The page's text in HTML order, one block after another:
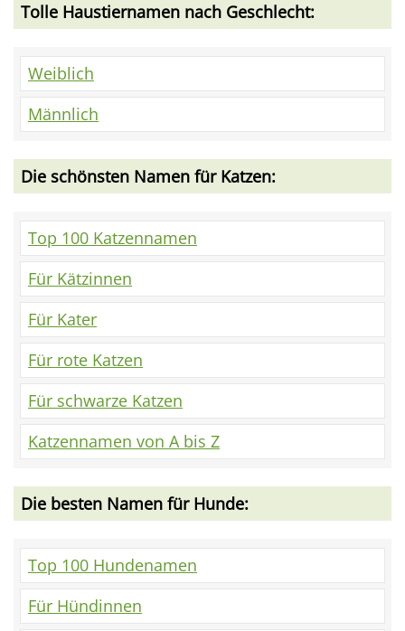
Tolle Haustiernamen nach Geschlecht:
Weiblich
Männlich
Die schönsten Namen für Katzen:
Top 100 Katzennamen
Für Kätzinnen
Für Kater
Für rote Katzen
Für schwarze Katzen
Katzennamen von A bis Z
Die besten Namen für Hunde:
Top 100 Hundenamen
Für Hündinnen